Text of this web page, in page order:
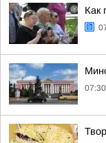
Как
07:30